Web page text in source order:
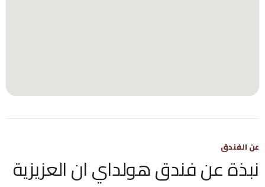
عن الفندق
نبذة عن فندق هولداي ان العزيزية